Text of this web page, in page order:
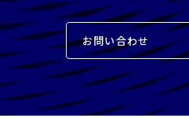
お問い合わせ